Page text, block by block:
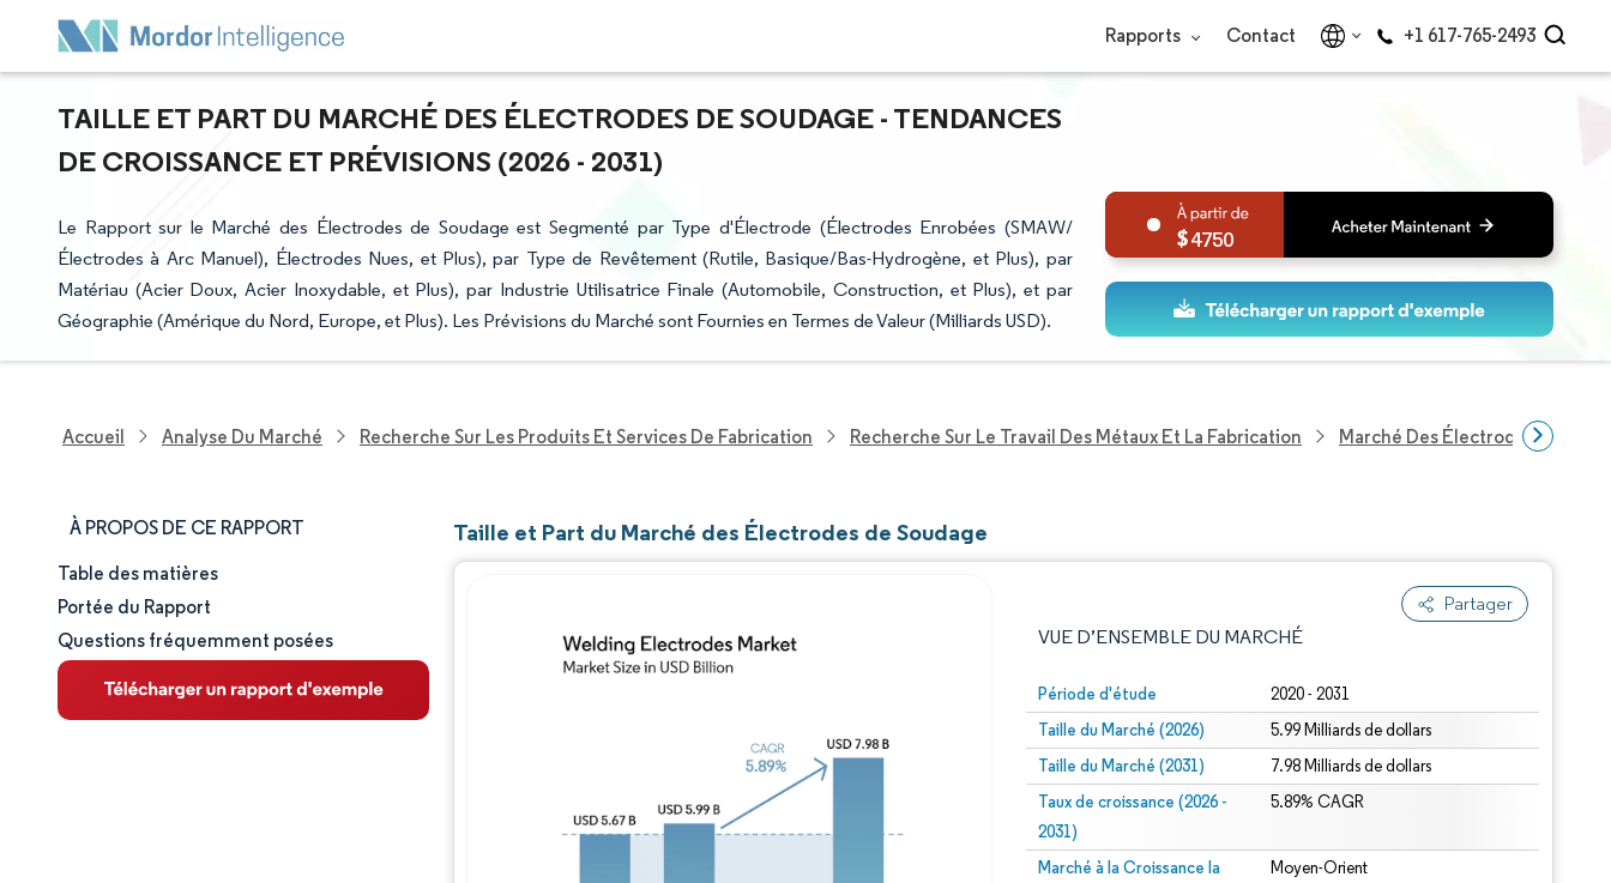
Rapports Contact +1 617-765-2493
TAILLE ET PART DU MARCHÉ DES ÉLECTRODES DE SOUDAGE - TENDANCES
DE CROISSANCE ET PRÉVISIONS (2026 - 2031)
Le Rapport sur le Marché des Électrodes de Soudage est Segmenté par Type d'Électrode (Électrodes Enrobées (SMAW/
Électrodes à Arc Manuel), Électrodes Nues, et Plus), par Type de Revêtement (Rutile, Basique/Bas-Hydrogène, et Plus), par
Matériau (Acier Doux, Acier Inoxydable, et Plus), par Industrie Utilisatrice Finale (Automobile, Construction, et Plus), et par
Géographie (Amérique du Nord, Europe, et Plus). Les Prévisions du Marché sont Fournies en Termes de Valeur (Milliards USD).
4750
Accueil Analyse Du Marché Recherche Sur Les Produits Et Services De Fabrication Recherche Sur Le Travail Des Métaux Et La Fabrication Marché Des Électrodes De
À PROPOS DE CE RAPPORT
Taille et part de marché
Analyse du marché
Tendances et perspectives
Table des matières
Portée du Rapport
Questions fréquemment posées
Taille et Part du Marché des Électrodes de Soudage
Partager
VUE D’ENSEMBLE DU MARCHÉ
Période d'étude 2020 - 2031
Taille du Marché (2026) 5.99 Milliards de dollars
Taille du Marché (2031) 7.98 Milliards de dollars
Taux de croissance (2026 -
2031)
5.89% CAGR
Marché à la Croissance la
Moyen-Orient
Image © Mordor Intelligence. La réutilisation nécessite une attribution sous CC BY 4.0.